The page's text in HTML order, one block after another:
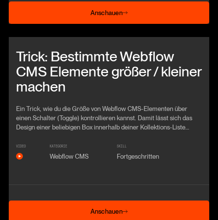
Anschauen
Anschauen
Trick: Bestimmte Webflow
CMS Elemente größer / kleiner
machen
Ein Trick, wie du die Größe von Webflow CMS-Elementen über
einen Schalter (Toggle) kontrollieren kannst. Damit lässt sich das
Design einer beliebigen Box innerhalb deiner Kollektions-Liste
VIDEO KATEGORIE
Webflow CMS
SKILL
Fortgeschritten
Anschauen
Anschauen